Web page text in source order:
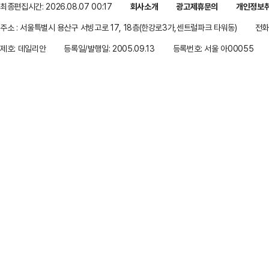
최종편집시간: 2026.08.07 00:17 회사소개 광고제휴문의
개인정보
주소 : 서울특별시 용산구 서빙고로 17, 18층(한강로3가,센트럴파크 타워동)
전
제호: 데일리안
등록일/발행일: 2005.09.13 등록번호: 서울 아00055